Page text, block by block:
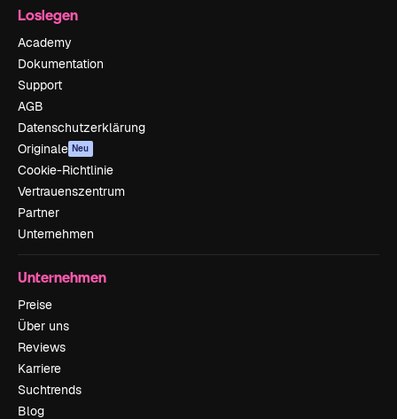
Loslegen
Academy
Dokumentation
Support
AGB
Datenschutzerklärung
Originale Neu
Cookie-Richtlinie
Vertrauenszentrum
Partner
Unternehmen
Unternehmen
Preise
Über uns
Reviews
Karriere
Suchtrends
Blog